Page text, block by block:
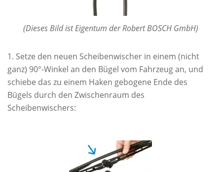
(Dieses Bild ist Eigentum der Robert BOSCH GmbH)
Setze den neuen Scheibenwischer in einem (nicht
ganz) 90°-Winkel an den Bügel vom Fahrzeug an, und
schiebe das zu einem Haken gebogene Ende des
Bügels durch den Zwischenraum des
Scheibenwischers: